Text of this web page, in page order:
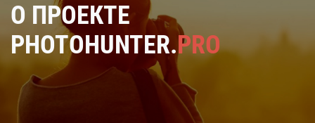
О ПРОЕКТЕ
PHOTOHUNTER.PRO